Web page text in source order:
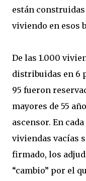
están
viviendo en esos
De las 1.000
distribuidas en 6
95 fueron
mayores de 55
ascensor. En
viviendas vacías
firmado, los
“cambio” por el